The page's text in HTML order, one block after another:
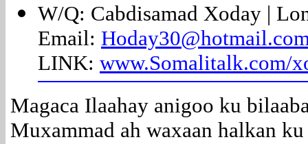
W/Q: Cabdisamad Xoday |
Email:
LINK: www.Somalitalk.com/
Magaca Ilaahay anigoo ku
Muxammad ah waxaan halkan